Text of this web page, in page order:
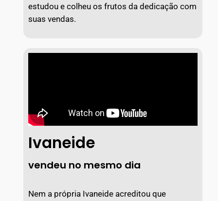
estudou e colheu os frutos da dedicação com
suas vendas.
Ivaneide
vendeu no mesmo dia
Nem a própria Ivaneide acreditou que